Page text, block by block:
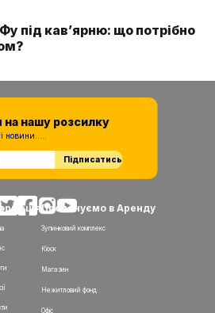
під кав’ярню: що потрібно
Пропонуємо в Аренду
Зупинковий комплекс
Кіоск
Магазин
Нежитловий фонд
Офіс
на нашу розсилку
новини.....
Підписатись